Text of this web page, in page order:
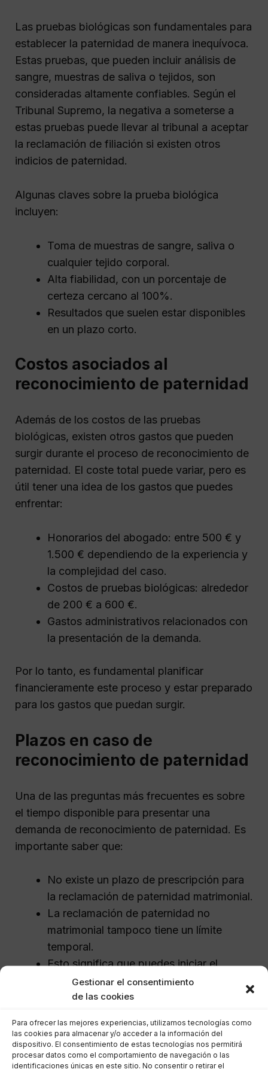
Gestionar el consentimiento
de las cookies
Para ofrecer las mejores experiencias, utilizamos tecnologías como
las cookies para almacenar y/o acceder a la información del
dispositivo. El consentimiento de estas tecnologías nos permitirá
procesar datos como el comportamiento de navegación o las
identificaciones únicas en este sitio. No consentir o retirar el
Las pruebas biológicas son fundamentales para
establecer la paternidad de manera inequívoca.
Estas pruebas, que pueden incluir análisis de
sangre, muestras de saliva o tejidos, son
consideradas altamente confiables. Según el
Tribunal Supremo, la negativa a someterse a
estas pruebas puede llevar al tribunal a aceptar
la reclamación de filiación si existen otros
indicios de paternidad.
Algunas claves sobre la prueba biológica
incluyen:
Toma de muestras de sangre, saliva o
cualquier tejido corporal.
Alta fiabilidad, con un porcentaje de
certeza cercano al 100%.
Resultados que suelen estar disponibles
en un plazo corto.
Costos asociados al
reconocimiento de paternidad
Además de los costos de las pruebas
biológicas, existen otros gastos que pueden
surgir durante el proceso de reconocimiento de
paternidad. El coste total puede variar, pero es
útil tener una idea de los gastos que puedes
enfrentar:
Honorarios del abogado: entre 500 € y
1.500 € dependiendo de la experiencia y
la complejidad del caso.
Costos de pruebas biológicas: alrededor
de 200 € a 600 €.
Gastos administrativos relacionados con
la presentación de la demanda.
Por lo tanto, es fundamental planificar
financieramente este proceso y estar preparado
para los gastos que puedan surgir.
Plazos en caso de
reconocimiento de paternidad
Una de las preguntas más frecuentes es sobre
el tiempo disponible para presentar una
demanda de reconocimiento de paternidad. Es
importante saber que:
No existe un plazo de prescripción para
la reclamación de paternidad matrimonial.
La reclamación de paternidad no
matrimonial tampoco tiene un límite
temporal.
Esto significa que puedes iniciar el
proceso en cualquier momento, lo cual es
relevante si se presentan nuevos hechos
paternidad.
Proceso tras la presentación